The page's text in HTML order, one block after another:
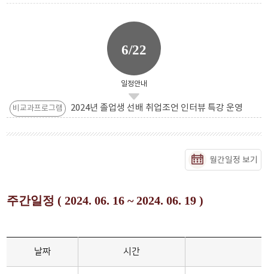
6/22
일정안내
비교과프로그램 2024년 졸업생 선배 취업조언 인터뷰 특강 운영
월간일정 보기
주간일정 ( 2024. 06. 16 ~ 2024. 06. 19 )
날짜 시간